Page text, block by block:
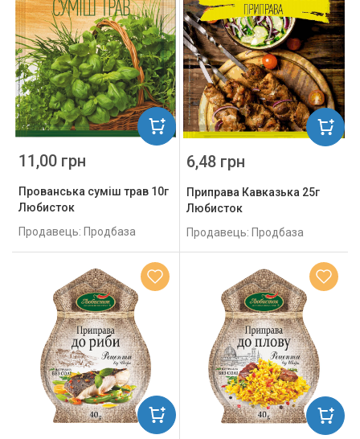
Прованська суміш трав 10г
Любисток
Продавець: Продбаза
11,00 грн
Приправа Кавказька 25г
Любисток
Продавець: Продбаза
6,48 грн